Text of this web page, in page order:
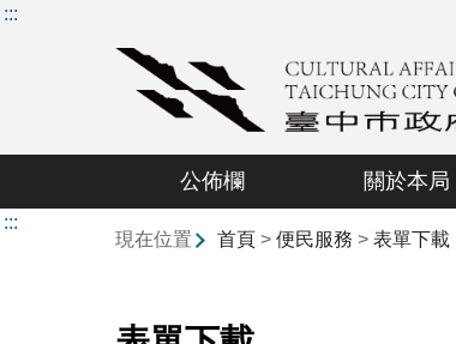
:::
公佈欄 關於本局
:::
現在位置
首頁> 便民服務 > 表單下載